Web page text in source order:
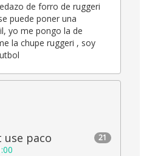
de forro de ruggeri
puede poner una
yo me pongo la de
la chupe ruggeri , soy
21
paco